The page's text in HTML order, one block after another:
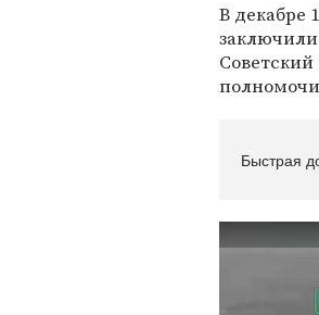
В декабре
Быстрая